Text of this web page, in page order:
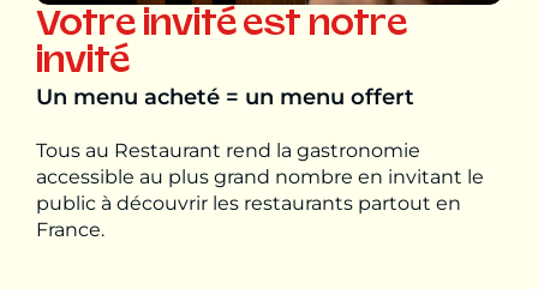
Votre invité est notre
invité
Un menu acheté = un menu offert
Tous au Restaurant rend la gastronomie
accessible au plus grand nombre en invitant le
public à découvrir les restaurants partout en
France.